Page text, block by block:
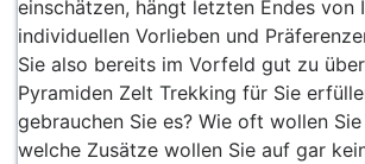
einschätzen, hängt letzten Endes von
individuellen Vorlieben und
Sie also bereits im Vorfeld gut zu
Pyramiden Zelt Trekking für Sie
gebrauchen Sie es? Wie oft wollen
welche Zusätze wollen Sie auf gar